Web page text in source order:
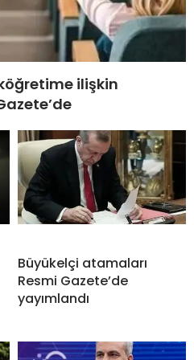
ilişkin
Büyükelçi atamaları
Resmi Gazete’de
yayımlandı